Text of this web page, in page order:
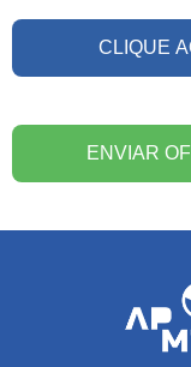
CLIQUE
ENVIAR